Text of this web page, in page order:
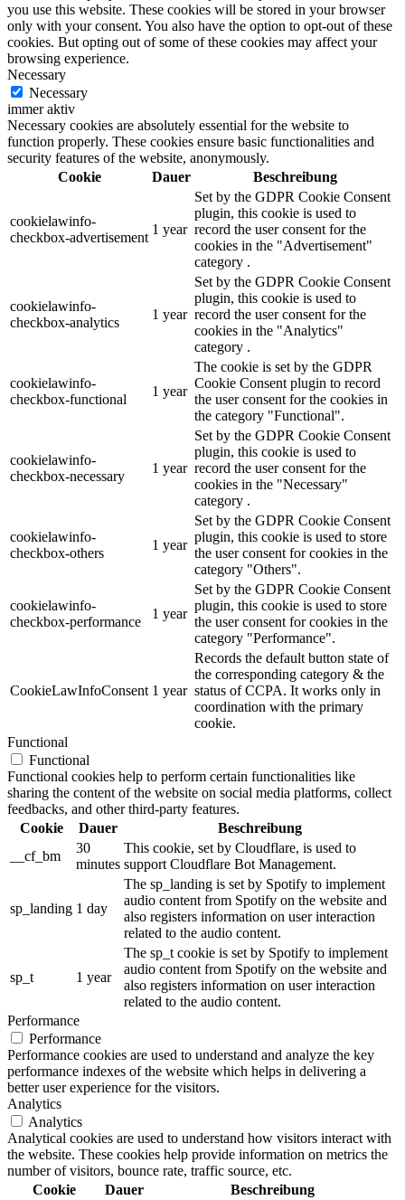
you use this website. These cookies will be stored in your browser
only with your consent. You also have the option to opt-out of these
cookies. But opting out of some of these cookies may affect your
browsing experience.
Necessary
Necessary
immer aktiv
Necessary cookies are absolutely essential for the website to
function properly. These cookies ensure basic functionalities and
security features of the website, anonymously.
Cookie
Dauer Beschreibung
cookielawinfo-
checkbox-advertisement
1 year
Set by the GDPR Cookie Consent
plugin, this cookie is used to
record the user consent for the
cookies in the "Advertisement"
category .
cookielawinfo-
checkbox-analytics
1 year
Set by the GDPR Cookie Consent
plugin, this cookie is used to
record the user consent for the
cookies in the "Analytics"
category .
cookielawinfo-
checkbox-functional
1 year
The cookie is set by the GDPR
Cookie Consent plugin to record
the user consent for the cookies in
the category "Functional".
cookielawinfo-
checkbox-necessary
1 year
Set by the GDPR Cookie Consent
plugin, this cookie is used to
record the user consent for the
cookies in the "Necessary"
category .
cookielawinfo-
checkbox-others
1 year
Set by the GDPR Cookie Consent
plugin, this cookie is used to store
the user consent for cookies in the
category "Others".
cookielawinfo-
checkbox-performance
1 year
Set by the GDPR Cookie Consent
plugin, this cookie is used to store
the user consent for cookies in the
category "Performance".
CookieLawInfoConsent 1 year
Records the default button state of
the corresponding category & the
status of CCPA. It works only in
coordination with the primary
cookie.
Functional
Functional
Functional cookies help to perform certain functionalities like
sharing the content of the website on social media platforms, collect
feedbacks, and other third-party features.
Cookie
Dauer
Beschreibung
__cf_bm
30
minutes
This cookie, set by Cloudflare, is used to
support Cloudflare Bot Management.
sp_landing 1 day
The sp_landing is set by Spotify to implement
audio content from Spotify on the website and
also registers information on user interaction
related to the audio content.
sp_t 1 year
The sp_t cookie is set by Spotify to implement
audio content from Spotify on the website and
also registers information on user interaction
related to the audio content.
Performance
Performance
Performance cookies are used to understand and analyze the key
performance indexes of the website which helps in delivering a
better user experience for the visitors.
Analytics
Analytics
Analytical cookies are used to understand how visitors interact with
the website. These cookies help provide information on metrics the
number of visitors, bounce rate, traffic source, etc.
Cookie
Dauer Beschreibung